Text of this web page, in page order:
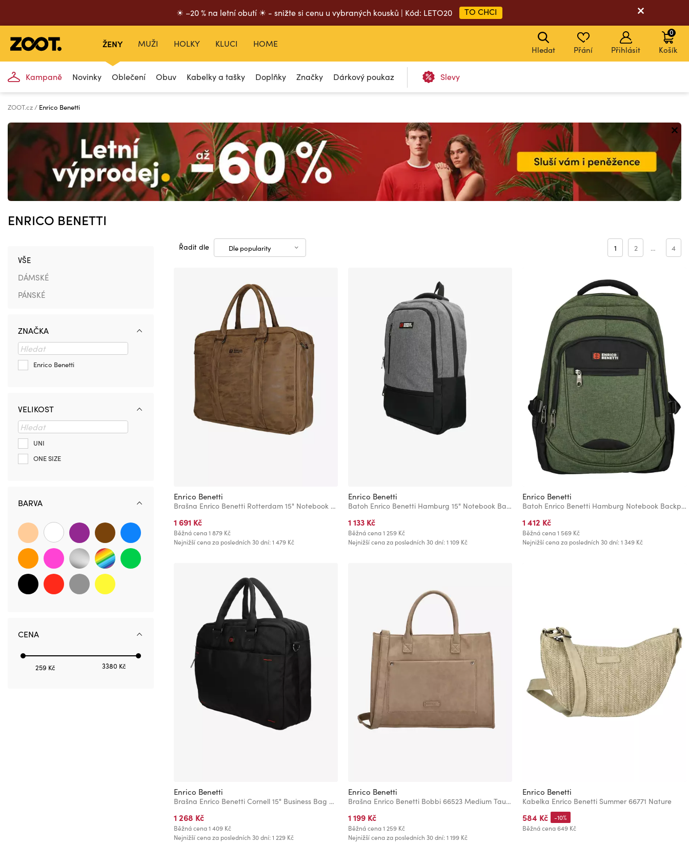
☀ –20 % na letní obutí ☀ - snižte si cenu u vybraných kousků | Kód: LETO20 TO CHCI
ŽENY
Kampaně Novinky Oblečení Obuv Kabelky a tašky Doplňky Značky Dárkový poukaz Slevy
MUŽI HOLKY KLUCI HOME
Hledat Přání Přihlásit Košík
0
ZOOT.cz Enrico Benetti
ENRICO BENETTI
Řadit dle Dle popularity 1 2 … 4
Enrico Benetti
Brašna Enrico Benetti Rotterdam 15" Notebook Bag Camel
1 691 Kč
Běžná cena 1 879 Kč
Nejnižší cena za posledních 30 dní: 1 479 Kč
Enrico Benetti
Batoh Enrico Benetti Hamburg 15" Notebook Backpack Light Grey
1 133 Kč
Běžná cena 1 259 Kč
Nejnižší cena za posledních 30 dní: 1 109 Kč
Enrico Benetti
Batoh Enrico Benetti Hamburg Notebook Backpack 35,5 l Olive
1 412 Kč
Běžná cena1 569 Kč
Nejnižší cena za posledních 30 dní: 1 349 Kč
Enrico Benetti
Brašna Enrico Benetti Cornell 15" Business Bag Black
1 268 Kč
Běžná cena 1 409 Kč
Nejnižší cena za posledních 30 dní: 1 229 Kč
Enrico Benetti
Brašna Enrico Benetti Bobbi 66523 Medium Taupe
1 199 Kč
Běžná cena 1 259 Kč
Nejnižší cena za posledních 30 dní: 1 199 Kč
Enrico Benetti
Kabelka Enrico Benetti Summer 66771 Nature
584 Kč
Běžná cena649 Kč
-10%
VŠE
DÁMSKÉ
PÁNSKÉ
ZNAČKA
Enrico Benetti
VELIKOST
UNI
ONE SIZE
BARVA
CENA
259 Kč 3380 Kč